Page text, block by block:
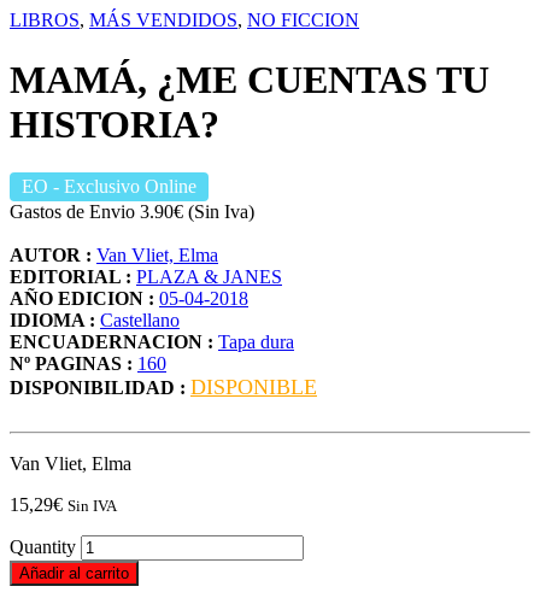
LIBROS, MÁS VENDIDOS, NO FICCION
MAMÁ, ¿ME CUENTAS TU
HISTORIA?
EO - Exclusivo Online
Gastos de Envio 3.90€ (Sin Iva)
AUTOR : Van Vliet, Elma
EDITORIAL : PLAZA & JANES
AÑO EDICION : 05-04-2018
IDIOMA : Castellano
ENCUADERNACION : Tapa dura
Nº PAGINAS : 160
DISPONIBILIDAD : DISPONIBLE
Van Vliet, Elma
15,29€ Sin IVA
Quantity
Añadir al carrito